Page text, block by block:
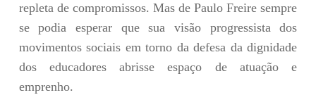
repleta de compromissos. Mas de Paulo Freire sempre
se podia esperar que sua visão progressista dos
movimentos sociais em torno da defesa da dignidade
dos educadores abrisse espaço de atuação e
emprenho.